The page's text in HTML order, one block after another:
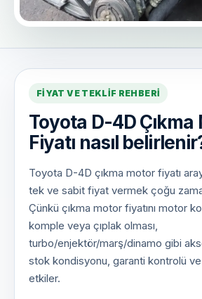
FIYAT VE TEKLIF REHBERI
Toyota D-4D Çıkma
Fiyatı nasıl
Toyota D-4D çıkma motor fiyatı
tek ve sabit fiyat vermek çoğu
Çünkü çıkma motor fiyatını motor
komple veya çıplak olması,
turbo/enjektör/marş/dinamo gibi
stok kondisyonu, garanti kontrolü
etkiler.